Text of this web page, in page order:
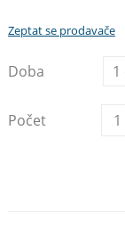
Zeptat se prodavače
Doba
Počet